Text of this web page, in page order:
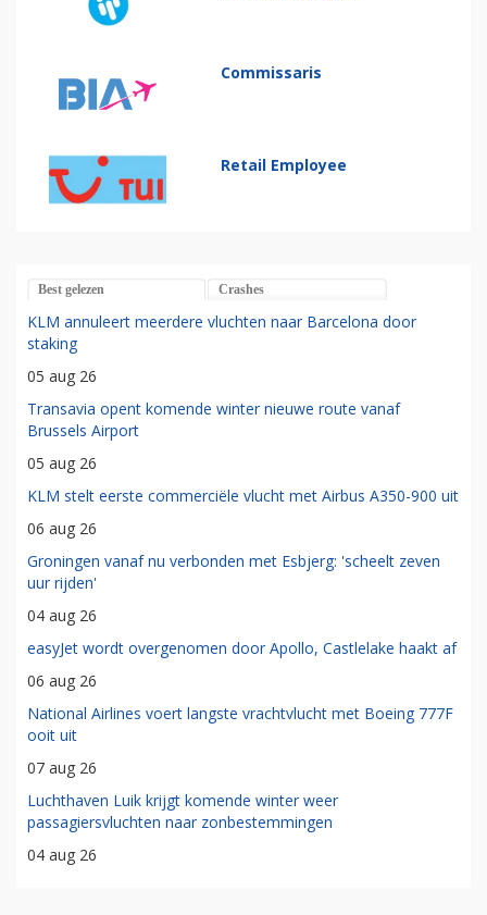
Commissaris
Retail Employee
Best gelezen Crashes
KLM annuleert meerdere vluchten naar Barcelona door
staking
05 aug 26
Transavia opent komende winter nieuwe route vanaf
Brussels Airport
05 aug 26
KLM stelt eerste commerciële vlucht met Airbus A350-900 uit
06 aug 26
Groningen vanaf nu verbonden met Esbjerg: 'scheelt zeven
uur rijden'
04 aug 26
easyJet wordt overgenomen door Apollo, Castlelake haakt af
06 aug 26
National Airlines voert langste vrachtvlucht met Boeing 777F
ooit uit
07 aug 26
Luchthaven Luik krijgt komende winter weer
passagiersvluchten naar zonbestemmingen
04 aug 26